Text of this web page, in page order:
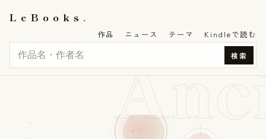
LeBooks
検索
作品 ニュース テーマ Kindleで読む